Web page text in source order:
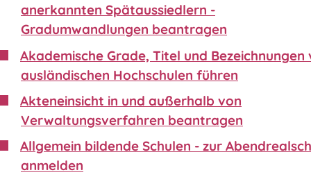
anerkannten Spätaussiedlern -
Gradumwandlungen beantragen
Akademische Grade, Titel und Bezeichnungen
ausländischen Hochschulen führen
Akteneinsicht in und außerhalb von
Verwaltungsverfahren beantragen
Allgemein bildende Schulen - zur
anmelden